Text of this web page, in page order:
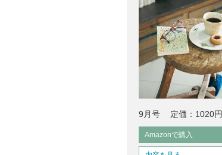
9月号 定価：1020円
Amazonで購入